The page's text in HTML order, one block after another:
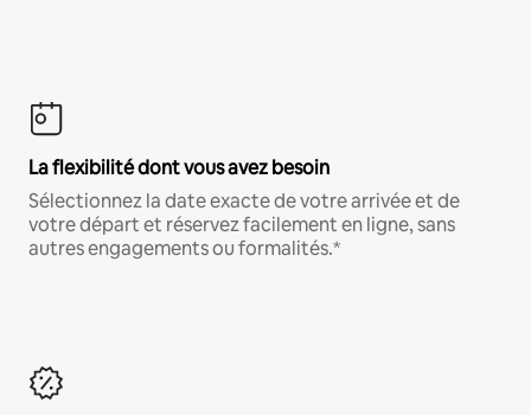
La flexibilité dont vous avez besoin
Sélectionnez la date exacte de votre arrivée et de
votre départ et réservez facilement en ligne, sans
autres engagements ou formalités.*